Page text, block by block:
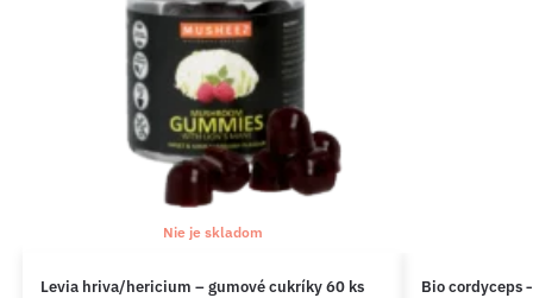
Nie je skladom
Levia hriva/hericium – gumové cukríky 60 ks Bio cordyceps